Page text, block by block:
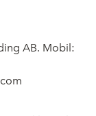
AB. Mobil: